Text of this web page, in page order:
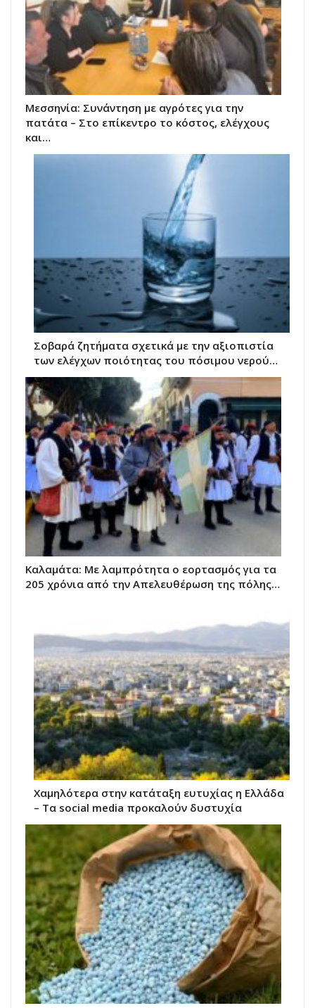
Μεσσηνία: Συνάντηση με αγρότες για την
πατάτα – Στο επίκεντρο το κόστος, ελέγχους
και…
Σοβαρά ζητήματα σχετικά με την αξιοπιστία
των ελέγχων ποιότητας του πόσιμου νερού…
Καλαμάτα: Με λαμπρότητα ο εορτασμός για τα
205 χρόνια από την Απελευθέρωση της πόλης…
Χαμηλότερα στην κατάταξη ευτυχίας η Ελλάδα
– Τα social media προκαλούν δυστυχία